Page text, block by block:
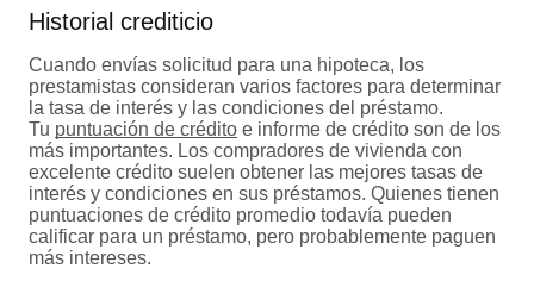
Historial crediticio
Cuando envías solicitud para una hipoteca, los
prestamistas consideran varios factores para determinar
la tasa de interés y las condiciones del préstamo.
Tu puntuación de crédito e informe de crédito son de los
más importantes. Los compradores de vivienda con
excelente crédito suelen obtener las mejores tasas de
interés y condiciones en sus préstamos. Quienes tienen
puntuaciones de crédito promedio todavía pueden
calificar para un préstamo, pero probablemente paguen
más intereses.